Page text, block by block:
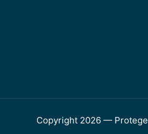
Copyright 2026 —